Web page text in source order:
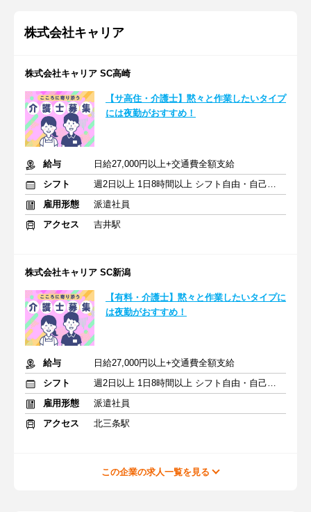
株式会社キャリア
株式会社キャリア SC高崎
【サ高住・介護士】黙々と作業したいタイプ
には夜勤がおすすめ！
給与
日給27,000円以上+交通費全額支給
シフト
週2日以上 1日8時間以上 シフト自由・自己申告
雇用形態
派遣社員
アクセス
吉井駅
株式会社キャリア SC新潟
【有料・介護士】黙々と作業したいタイプに
は夜勤がおすすめ！
給与
日給27,000円以上+交通費全額支給
シフト
週2日以上 1日8時間以上 シフト自由・自己申告
雇用形態
派遣社員
アクセス
北三条駅
この企業の求人一覧を見る